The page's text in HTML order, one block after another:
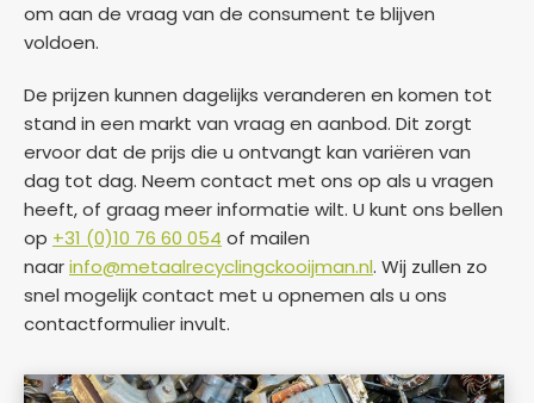
om aan de vraag van de consument te blijven
voldoen.
De prijzen kunnen dagelijks veranderen en komen tot
stand in een markt van vraag en aanbod. Dit zorgt
ervoor dat de prijs die u ontvangt kan variëren van
dag tot dag. Neem contact met ons op als u vragen
heeft, of graag meer informatie wilt. U kunt ons bellen
op +31 (0)10 76 60 054 of mailen
naarinfo@metaalrecyclingckooijman.nl. Wij zullen zo
snel mogelijk contact met u opnemen als u ons
contactformulier invult.
a